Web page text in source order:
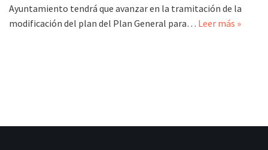
Ayuntamiento tendrá que avanzar en la tramitación de la
modificación del plan del Plan General para… Leer más »